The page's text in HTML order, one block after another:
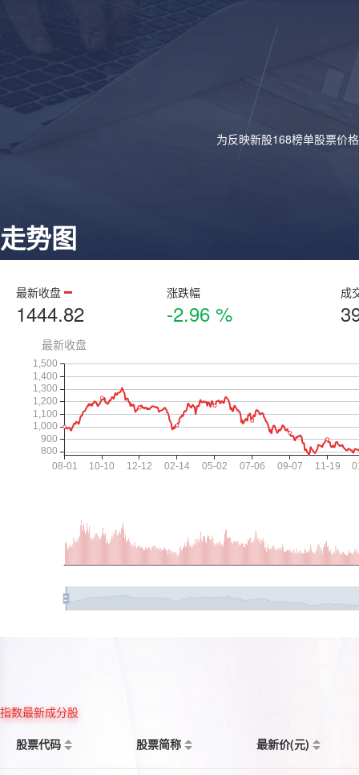
为反映新股168榜单股票价
走势图
最新收盘
1444.82
涨跌幅
-2.96 %
成
指数最新成分股
股票代码
股票简称 最新价(元)